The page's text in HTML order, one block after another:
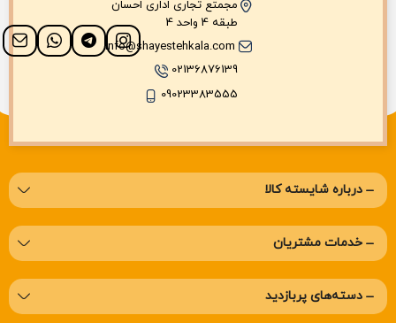
مجمتع تجاری اداری احسان
طبقه 4 واحد 4
info@shayestehkala.com
02136876139
09023383555
درباره‌ شایسته کالا
خدمات مشتریان
دسته‌های پربازدید